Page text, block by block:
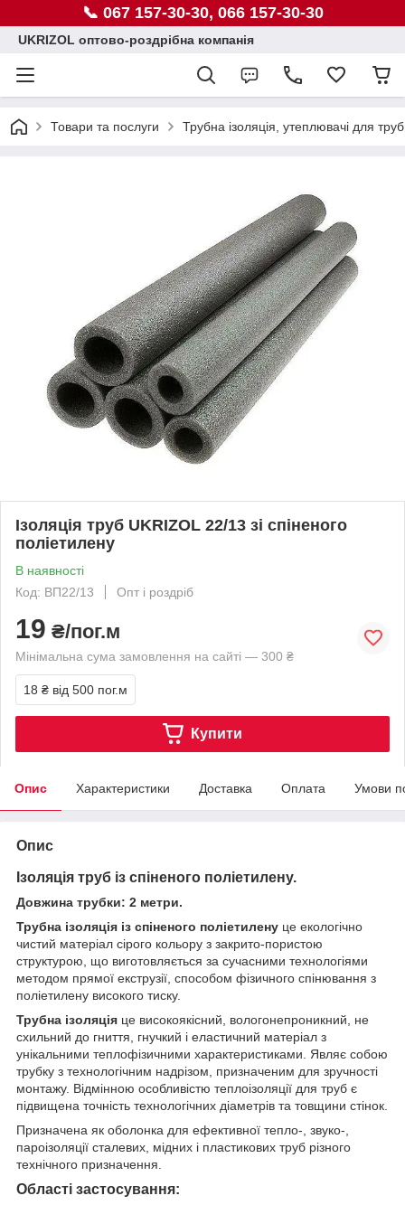
📞 067 157-30-30, 066 157-30-30
UKRIZOL оптово-роздрібна компанія
Товари та послуги Трубна ізоляція, утеплювачі для труб
Ізоляція труб UKRIZOL 22/13 зі спіненого
поліетилену
В наявності
Код: ВП22/13
Опт і роздріб
19 ₴/пог.м
Мінімальна сума замовлення на сайті — 300 ₴
18 ₴ від 500 пог.м
Купити
Опис Характеристики Доставка Оплата Умови
Опис
Ізоляція труб із спіненого поліетилену.
Довжина трубки: 2 метри.
Трубна ізоляція із спіненого поліетилену це екологічно
чистий матеріал сірого кольору з закрито-пористою
структурою, що виготовляється за сучасними технологіями
методом прямої екструзії, способом фізичного спінювання з
поліетилену високого тиску.
Трубна ізоляція це високоякісний, вологонепроникний, не
схильний до гниття, гнучкий і еластичний матеріал з
унікальними теплофізичними характеристиками. Являє собою
трубку з технологічним надрізом, призначеним для зручності
монтажу. Відмінною особливістю теплоізоляції для труб є
підвищена точність технологічних діаметрів та товщини стінок.
Призначена як оболонка для ефективної тепло-, звуко-,
пароізоляції сталевих, мідних і пластикових труб різного
технічного призначення.
Області застосування: